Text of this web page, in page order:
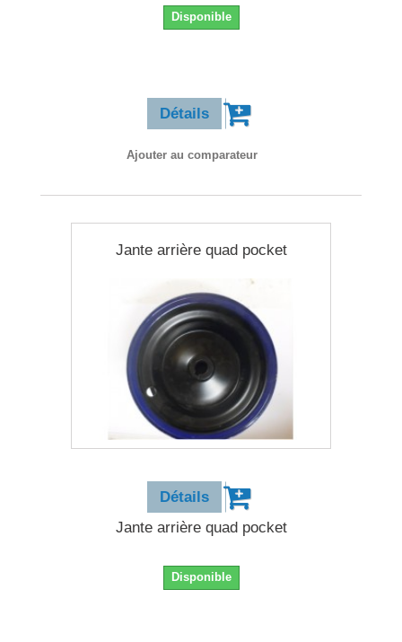
Disponible
Détails
Ajouter au comparateur
Jante arrière quad pocket
Détails
Jante arrière quad pocket
Disponible